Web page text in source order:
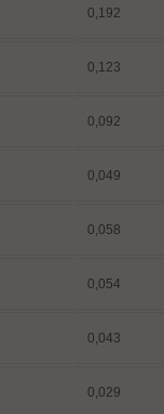
0,192
0,123
0,092
0,049
0,058
0,054
0,043
0,029